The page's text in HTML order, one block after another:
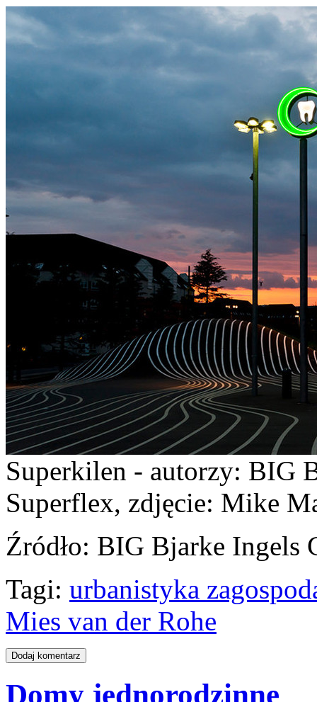
Superkilen - autorzy: BIG
Superflex, zdjęcie: Mike
Źródło: BIG Bjarke Ingels
Tagi: urbanistyka
Mies van der Rohe
Domy jednorodzinne